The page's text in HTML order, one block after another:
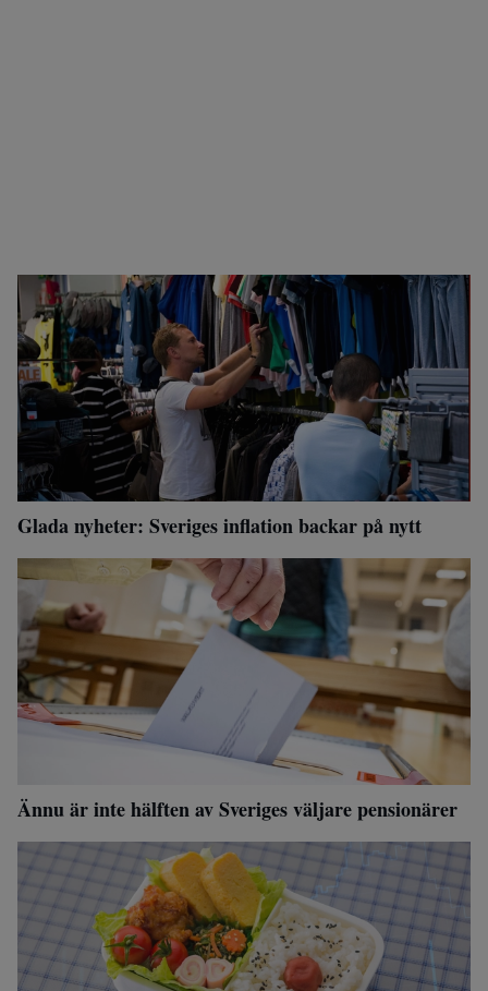
Glada nyheter: Sveriges inflation backar på nytt
Ännu är inte hälften av Sveriges väljare pensionärer